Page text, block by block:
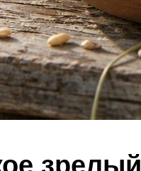
зрелый